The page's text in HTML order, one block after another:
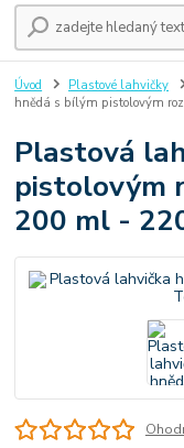
Úvod Plastové lahvičky
hnědá s bílým pistolovým
Plastová
pistolovým
200 ml -